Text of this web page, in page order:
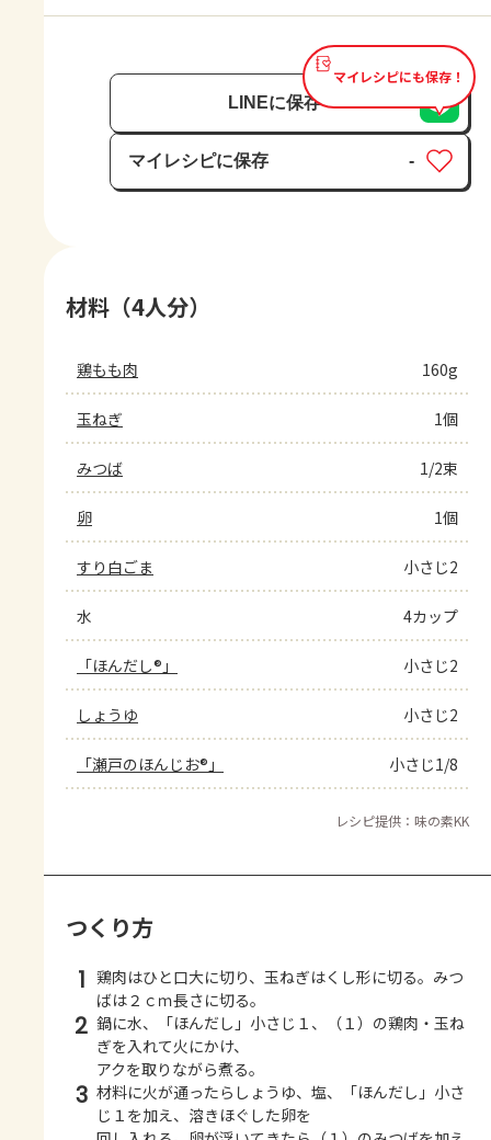
マイレシピにも保存！
LINEに保存
マイレシピに保存
保存済み
-
材料（4人分）
鶏もも肉 160g
玉ねぎ 1個
みつば 1/2束
卵 1個
すり白ごま 小さじ2
水 4カップ
「ほんだし®」 小さじ2
しょうゆ 小さじ2
「瀬戸のほんじお®」 小さじ1/8
レシピ提供：味の素KK
つくり方
1 鶏肉はひと口大に切り、玉ねぎはくし形に切る。みつ
ばは２ｃｍ長さに切る。
2 鍋に水、「ほんだし」小さじ１、（１）の鶏肉・玉ね
ぎを入れて火にかけ、
アクを取りながら煮る。
3 材料に火が通ったらしょうゆ、塩、「ほんだし」小さ
じ１を加え、溶きほぐした卵を